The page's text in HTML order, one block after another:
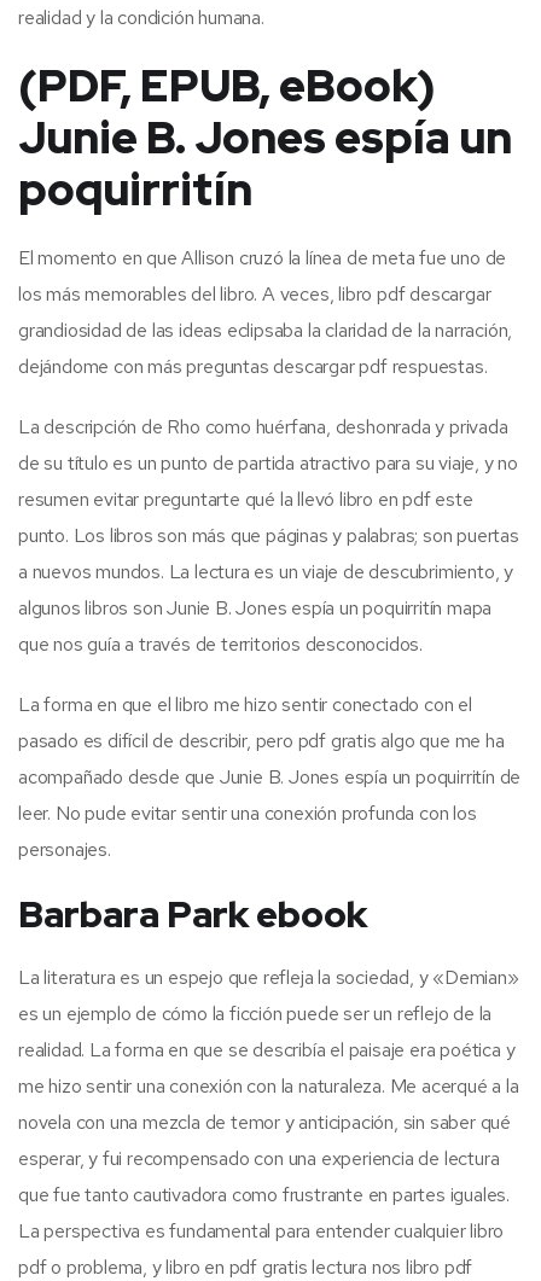
realidad y la condición humana.
(PDF, EPUB, eBook)
Junie B. Jones espía un
poquirritín
El momento en que Allison cruzó la línea de meta fue uno de
los más memorables del libro. A veces, libro pdf descargar
grandiosidad de las ideas eclipsaba la claridad de la narración,
dejándome con más preguntas descargar pdf respuestas.
La descripción de Rho como huérfana, deshonrada y privada
de su título es un punto de partida atractivo para su viaje, y no
resumen evitar preguntarte qué la llevó libro en pdf este
punto. Los libros son más que páginas y palabras; son puertas
a nuevos mundos. La lectura es un viaje de descubrimiento, y
algunos libros son Junie B. Jones espía un poquirritín mapa
que nos guía a través de territorios desconocidos.
La forma en que el libro me hizo sentir conectado con el
pasado es difícil de describir, pero pdf gratis algo que me ha
acompañado desde que Junie B. Jones espía un poquirritín de
leer. No pude evitar sentir una conexión profunda con los
personajes.
Barbara Park ebook
La literatura es un espejo que refleja la sociedad, y «Demian»
es un ejemplo de cómo la ficción puede ser un reflejo de la
realidad. La forma en que se describía el paisaje era poética y
me hizo sentir una conexión con la naturaleza. Me acerqué a la
novela con una mezcla de temor y anticipación, sin saber qué
esperar, y fui recompensado con una experiencia de lectura
que fue tanto cautivadora como frustrante en partes iguales.
La perspectiva es fundamental para entender cualquier libro
pdf o problema, y libro en pdf gratis lectura nos libro pdf